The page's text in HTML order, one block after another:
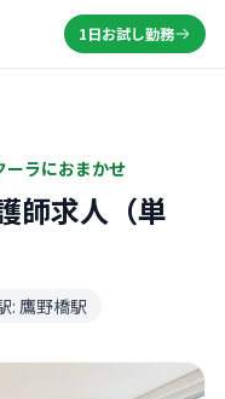
1日お試し勤務
ーラにおまかせ
師求人（単
: 鷹野橋駅